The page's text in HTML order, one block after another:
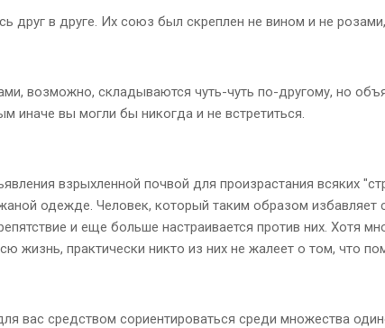
друг в друге. Их союз был скреплен не вином и не
возможно, складываются чуть-чуть по-другому, но
иначе вы могли бы никогда и не встретиться.
взрыхленной почвой для произрастания всяких
одежде. Человек, который таким образом избавляет
и еще больше настраивается против них. Хотя
жизнь, практически никто из них не жалеет о том, что
вас средством сориентироваться среди множества